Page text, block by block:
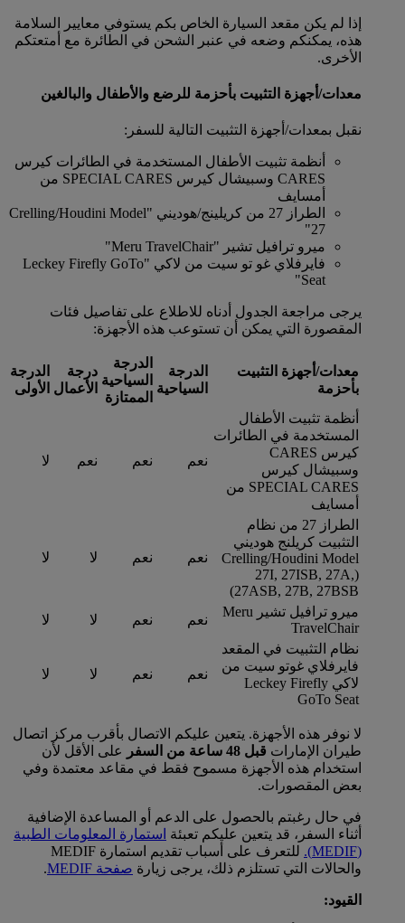
إذا لم يكن مقعد السيارة الخاص بكم يستوفي معايير السلامة
هذه، يمكنكم وضعه في عنبر الشحن في الطائرة مع أمتعتكم
الأخرى.
معدات/أجهزة التثبيت بأحزمة للرضع والأطفال والبالغين
نقبل بمعدات/أجهزة التثبيت التالية للسفر:
أنظمة تثبيت الأطفال المستخدمة في الطائرات كيرس
CARES وسبيشال كيرس SPECIAL CARES من
أمسايف
الطراز 27 من كريلينج/هوديني "Crelling/Houdini Model
27"
ميرو ترافيل تشير "Meru TravelChair"
فايرفلاي غو تو سيت من لاكي "Leckey Firefly GoTo
Seat"
يرجى مراجعة الجدول أدناه للاطلاع على تفاصيل فئات
المقصورة التي يمكن أن تستوعب هذه الأجهزة:
معدات/أجهزة التثبيت
بأحزمة
الدرجة
السياحية
الدرجة
السياحية
الممتازة
درجة
الأعمال
الدرجة
الأولى
أنظمة تثبيت الأطفال
المستخدمة في الطائرات
كيرس CARES
وسبيشال كيرس
SPECIAL CARES من
أمسايف
نعم نعم نعم لا
الطراز 27 من نظام
التثبيت كريلنج هوديني
Crelling/Houdini Model
‏(27I, 27ISB, 27A,
27ASB, 27B, 27BSB)
نعم نعم لا لا
ميرو ترافيل تشير Meru
TravelChair
نعم نعم لا
لا
نظام التثبيت في المقعد
فايرفلاي غوتو سيت من
لاكي Leckey Firefly
GoTo Seat
نعم نعم لا لا
لا نوفر هذه الأجهزة. يتعين عليكم الاتصال بأقرب مركز اتصال
طيران الإمارات قبل 48 ساعة من السفر
على الأقل لأن
استخدام هذه الأجهزة مسموح فقط في مقاعد معتمدة وفي
بعض المقصورات.
في حال رغبتم بالحصول على الدعم أو المساعدة الإضافية
أثناء السفر، قد يتعين عليكم تعبئة استمارة المعلومات الطبية
(MEDIF).
للتعرف على أسباب تقديم استمارة MEDIF
والحالات التي تستلزم ذلك، يرجى زيارة صفحة MEDIF .
القيود: